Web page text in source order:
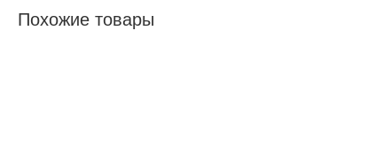
Похожие товары